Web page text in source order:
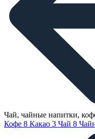
Чай, чайные напитки,
Кофе 8 Какао 3 Чай 8